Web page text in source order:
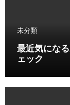
未分類
最近気にな
ェック